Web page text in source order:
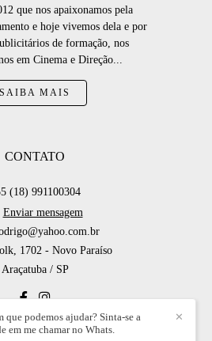
que nos apaixonamos pela
e hoje vivemos dela e por
de formação, nos
em Cinema e Direção...
SAIBA MAIS
CONTATO
(18) 991100304
Enviar mensagem
1702 - Novo Paraíso
Araçatuba / SP
✕
que podemos ajudar? Sinta-se a
em me chamar no Whats.